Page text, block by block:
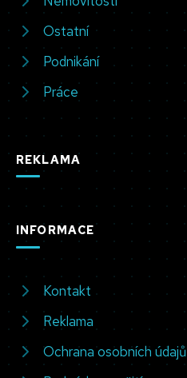
Ostatní
Podnikání
Práce
REKLAMA
INFORMACE
Kontakt
Reklama
Ochrana osobních údajů